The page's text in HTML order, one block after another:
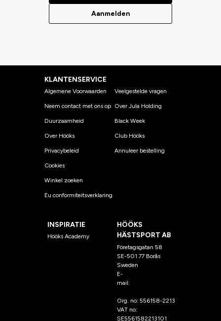
Aanmelden
KLANTENSERVICE
Algemene Voorwaarden
Neem contact met ons op
Duurzaamheid
Over Hööks
Privacybeleid
Cookies
Winkel zoeken
Eu conformiteitsverklaring
Veelgestelde vragen
Over Jula Holding
Black Week
Club Hööks
Annuleer bestelling
INSPIRATIE
Hööks Academy
HÖÖKS
HÄSTSPORT AB
Företagsgatan 58
SE-501 77 Borås
Sweden
E-
mail:
Org. no: 556158-2213
VAT no:
SE5561582213101